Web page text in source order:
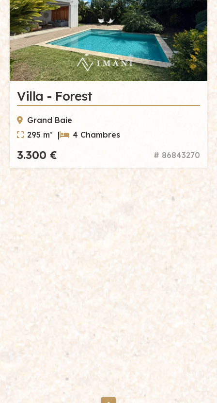
Villa - Forest
Grand Baie
295 m² |
4 Chambres
3.300 € # 86843270